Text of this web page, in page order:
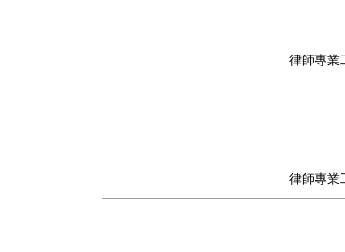
律師專業
律師專業